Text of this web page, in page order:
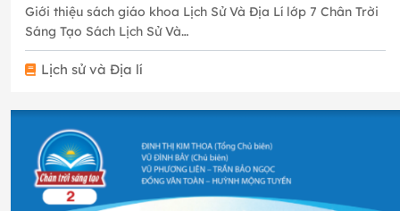
Giới thiệu sách giáo khoa Lịch Sử Và Địa Lí lớp 7 Chân Trời
Sáng Tạo Sách Lịch Sử Và…
Lịch sử và Địa lí